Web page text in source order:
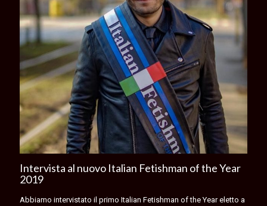
Intervista al nuovo Italian Fetishman of the Year
2019
Abbiamo intervistato il primo Italian Fetishman of the Year eletto a